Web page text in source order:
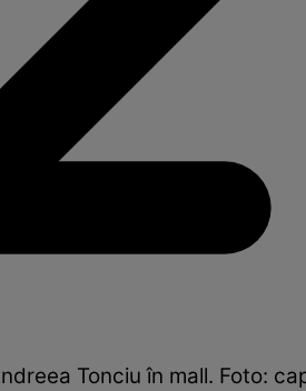
Tonciu în mall. Foto: